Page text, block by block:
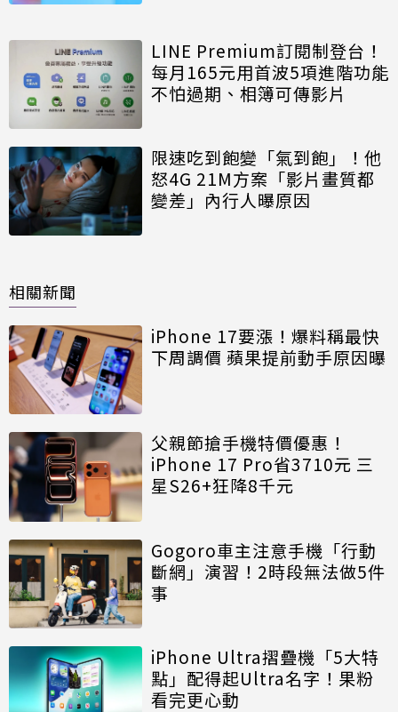
LINE Premium訂閱制登台！
每月165元用首波5項進階功能
不怕過期、相簿可傳影片
限速吃到飽變「氣到飽」！他
怒4G 21M方案「影片畫質都
變差」內行人曝原因
相關新聞
iPhone 17要漲！爆料稱最快
下周調價 蘋果提前動手原因曝
父親節搶手機特價優惠！
iPhone 17 Pro省3710元 三
星S26+狂降8千元
Gogoro車主注意手機「行動
斷網」演習！2時段無法做5件
事
iPhone Ultra摺疊機「5大特
點」配得起Ultra名字！果粉
看完更心動